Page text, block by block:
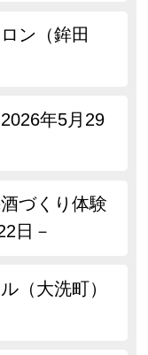
ン（鉾田
年5月29
づくり体験
日－
（大洗町）